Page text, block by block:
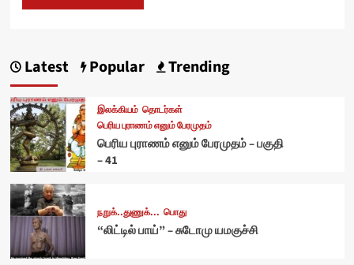
Latest Popular Trending
இலக்கியம் தொடர்கள்
பெரிய புராணம் எனும் பேரமுதம்
பெரிய புராணம் எனும் பேரமுதம் – பகுதி
– 41
நறுக்..துணுக்... பொது
“லிட்டில் பாய்” – சுடோமு யமகுச்சி